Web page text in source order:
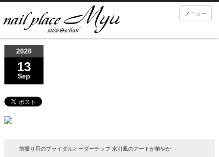
メニュー
2020
13
Sep
前撮り用のブライダルオーダーチップ 水引風のアートが華やか